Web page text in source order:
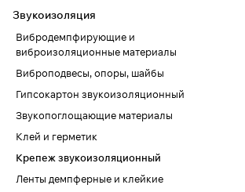
Звукоизоляция
Вибродемпфирующие и
виброизоляционные материалы
Виброподвесы, опоры, шайбы
Гипсокартон звукоизоляционный
Звукопоглощающие материалы
Клей и герметик
Крепеж звукоизоляционный
Ленты демпферные и клейкие